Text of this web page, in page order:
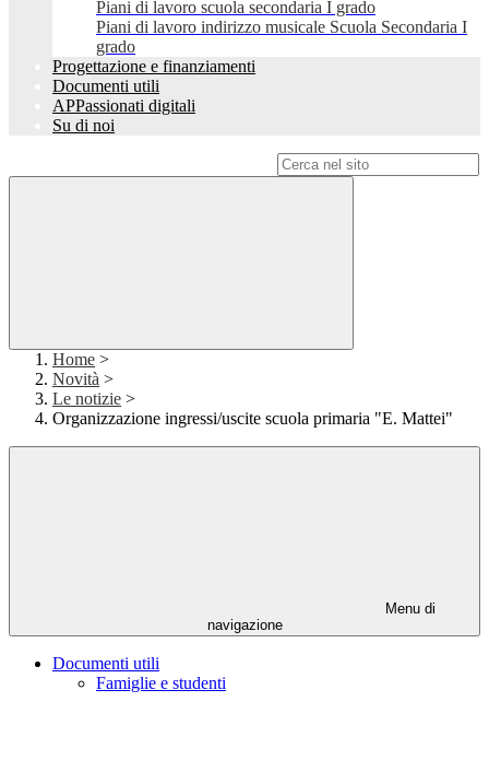
Piani di lavoro scuola secondaria I grado
Piani di lavoro indirizzo musicale Scuola Secondaria I
grado
Progettazione e finanziamenti
Documenti utili
APPassionati digitali
Su di noi
Home >
Novità >
Le notizie >
Organizzazione ingressi/uscite scuola primaria "E. Mattei"
Menu di
navigazione
Documenti utili
Famiglie e studenti